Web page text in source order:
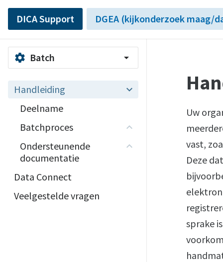
DICA Support DGEA (kijkonderzoek maag/
settings Batch arrow_drop_down
Handleiding
Deelname
Batchproces
Ondersteunende
documentatie
Data Connect
Veelgestelde vragen
Uw
vast,
Deze
sprake